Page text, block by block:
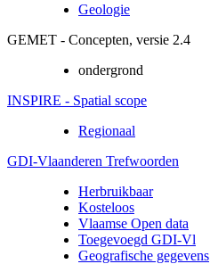
Geologie
GEMET - Concepten, versie 2.4
ondergrond
INSPIRE - Spatial scope
Regionaal
GDI-Vlaanderen Trefwoorden
Herbruikbaar
Kosteloos
Vlaamse Open data
Toegevoegd GDI-Vl
Geografische gegevens